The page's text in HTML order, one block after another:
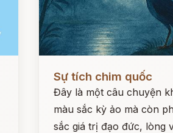
Sự tích chim quốc
Đây là một câu chuyện
màu sắc kỳ ảo mà còn
sắc giá trị đạo đức, lòng